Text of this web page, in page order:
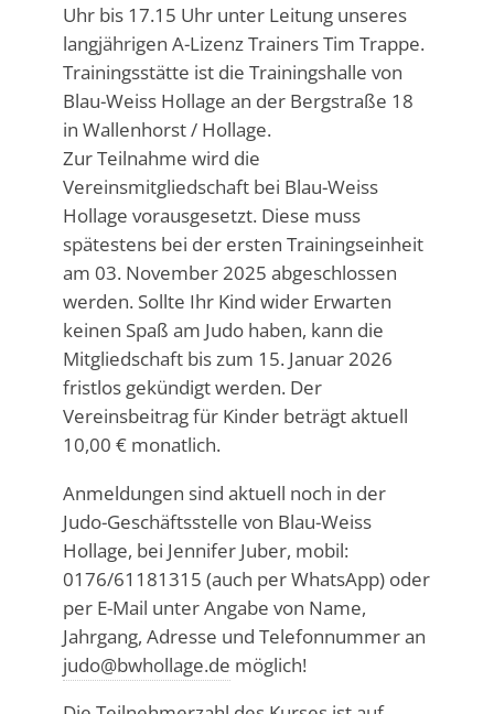
Uhr bis 17.15 Uhr unter Leitung unseres
langjährigen A-Lizenz Trainers Tim Trappe.
Trainingsstätte ist die Trainingshalle von
Blau-Weiss Hollage an der Bergstraße 18
in Wallenhorst / Hollage.
Zur Teilnahme wird die
Vereinsmitgliedschaft bei Blau-Weiss
Hollage vorausgesetzt. Diese muss
spätestens bei der ersten Trainingseinheit
am 03. November 2025 abgeschlossen
werden. Sollte Ihr Kind wider Erwarten
keinen Spaß am Judo haben, kann die
Mitgliedschaft bis zum 15. Januar 2026
fristlos gekündigt werden. Der
Vereinsbeitrag für Kinder beträgt aktuell
10,00 € monatlich.
Anmeldungen sind aktuell noch in der
Judo-Geschäftsstelle von Blau-Weiss
Hollage, bei Jennifer Juber, mobil:
0176/61181315 (auch per WhatsApp) oder
per E-Mail unter Angabe von Name,
Jahrgang, Adresse und Telefonnummer an
judo@bwhollage.de möglich!